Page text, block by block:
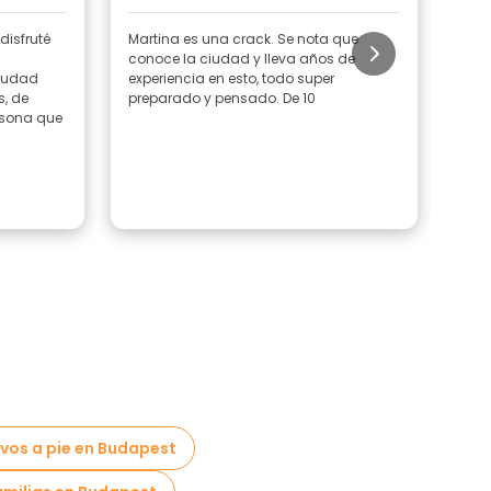
de
que
Martina es una crack. Se nota que
conoce la ciudad y lleva años de
experiencia en esto, todo super
preparado y pensado. De 10
a pie en Budapest